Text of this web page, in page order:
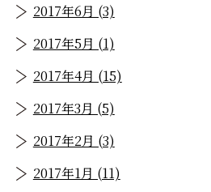
2017年6月 (3)
2017年5月 (1)
2017年4月 (15)
2017年3月 (5)
2017年2月 (3)
2017年1月 (11)